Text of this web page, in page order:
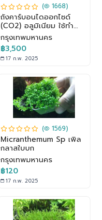
( 1668)
ถังคาร์บอนไดออกไซด์
(CO2) อลูมิเนียม ใช้ทำ
โซดา เกลียว CGA320 (4
L)
กรุงเทพมหานคร
฿3,500
17 ก.พ. 2025
( 1569)
Micranthemum Sp เพิล
กลาสใบบก
กรุงเทพมหานคร
฿120
17 ก.พ. 2025